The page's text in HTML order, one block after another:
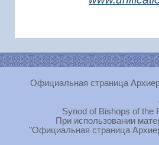
Официальная страница
Synod of Bishops of the
При использовании
"Официальная страница